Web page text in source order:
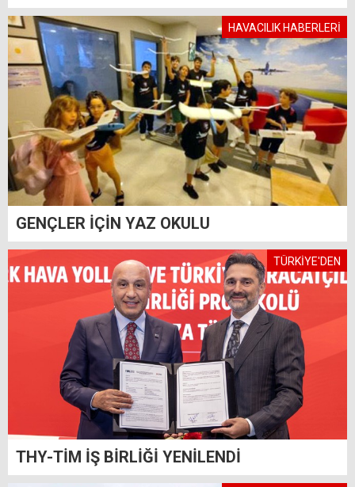
HAVACILIK HABERLERİ
GENÇLER İÇİN YAZ OKULU
TÜRKİYE'DEN
THY-TİM İŞ BİRLİĞİ YENİLENDİ